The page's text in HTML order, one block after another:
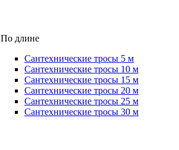
По длине
Сантехнические тросы 5 м
Сантехнические тросы 10 м
Сантехнические тросы 15 м
Сантехнические тросы 20 м
Сантехнические тросы 25 м
Сантехнические тросы 30 м